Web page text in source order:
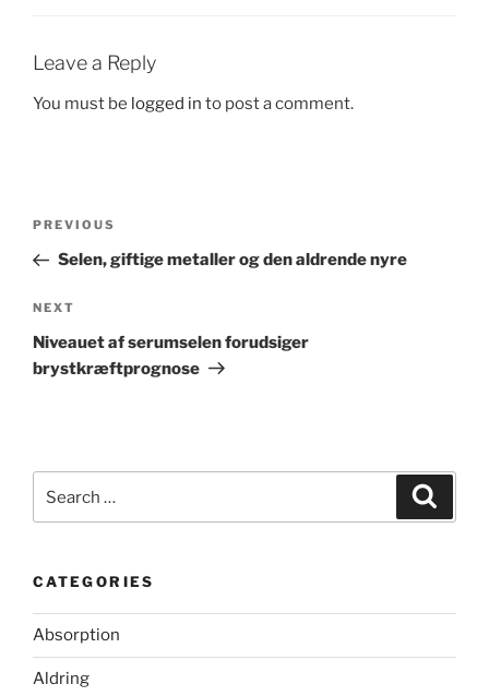
Leave a Reply
You must be logged in to post a comment.
Previous
Post
PREVIOUS
Selen, giftige metaller og den aldrende nyre
Next
Post
NEXT
Niveauet af serumselen forudsiger
brystkræftprognose
for:
CATEGORIES
Absorption
Aldring